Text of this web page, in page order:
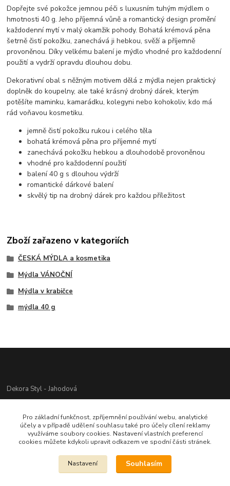
Dopřejte své pokožce jemnou péči s luxusním tuhým mýdlem o
hmotnosti 40 g. Jeho příjemná vůně a romantický design promění
každodenní mytí v malý okamžik pohody. Bohatá krémová pěna
šetrně čistí pokožku, zanechává ji hebkou, svěží a příjemně
provoněnou. Díky velkému balení je mýdlo vhodné pro každodenní
použití a vydrží opravdu dlouhou dobu.
Dekorativní obal s něžným motivem dělá z mýdla nejen praktický
doplněk do koupelny, ale také krásný drobný dárek, kterým
potěšíte maminku, kamarádku, kolegyni nebo kohokoliv, kdo má
rád voňavou kosmetiku.
jemně čistí pokožku rukou i celého těla
bohatá krémová pěna pro příjemné mytí
zanechává pokožku hebkou a dlouhodobě provoněnou
vhodné pro každodenní použití
balení 40 g s dlouhou výdrží
romantické dárkové balení
skvělý tip na drobný dárek pro každou příležitost
Zboží zařazeno v kategoriích
ČESKÁ MÝDLA a kosmetika
Mýdla VÁNOČNÍ
Mýdla v krabičce
mýdla 40 g
Dekora Styl - Jahodová
721312944
info@zbozi-darky.cz
Pro základní funkčnost, zpříjemnění používání webu, analytické
účely a v případě udělení souhlasu také pro účely cílení reklamy
využíváme soubory cookies. Nastavení vlastních preferencí
cookies můžete kdykoli upravit odkazem ve spodní části stránek.
Nastavení Souhlasím